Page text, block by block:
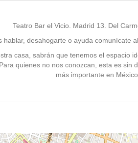
Teatro Bar el Vicio. Madrid 13. Del
hablar, desahogarte o ayuda comunícate
casa, sabrán que tenemos el espacio
quienes no nos conozcan, esta es sin
más importante en